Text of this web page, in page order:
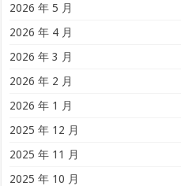
2026 年 5 月
2026 年 4 月
2026 年 3 月
2026 年 2 月
2026 年 1 月
2025 年 12 月
2025 年 11 月
2025 年 10 月